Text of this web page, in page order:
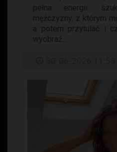
pełna energii.
mężczyzny, z którym
a potem przytulać i
wyobraź...